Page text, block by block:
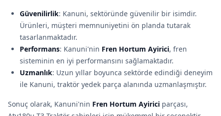
Güvenilirlik: Kanuni, sektöründe güvenilir bir isimdir.
Ürünleri, müşteri memnuniyetini ön planda tutarak
tasarlanmaktadır.
Performans: Kanuni'nin Fren Hortum Ayirici, fren
sisteminin en iyi performansını sağlamaktadır.
Uzmanlık: Uzun yıllar boyunca sektörde edindiği deneyim
ile Kanuni, traktör yedek parça alanında uzmanlaşmıştır.
Sonuç olarak, Kanuni'nin Fren Hortum Ayirici parçası,